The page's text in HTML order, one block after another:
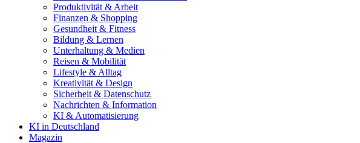
Produktivität & Arbeit
Finanzen & Shopping
Gesundheit & Fitness
Bildung & Lernen
Unterhaltung & Medien
Reisen & Mobilität
Lifestyle & Alltag
Kreativität & Design
Sicherheit & Datenschutz
Nachrichten & Information
KI & Automatisierung
KI in Deutschland
Magazin